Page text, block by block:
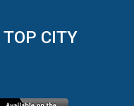
TOP CITY